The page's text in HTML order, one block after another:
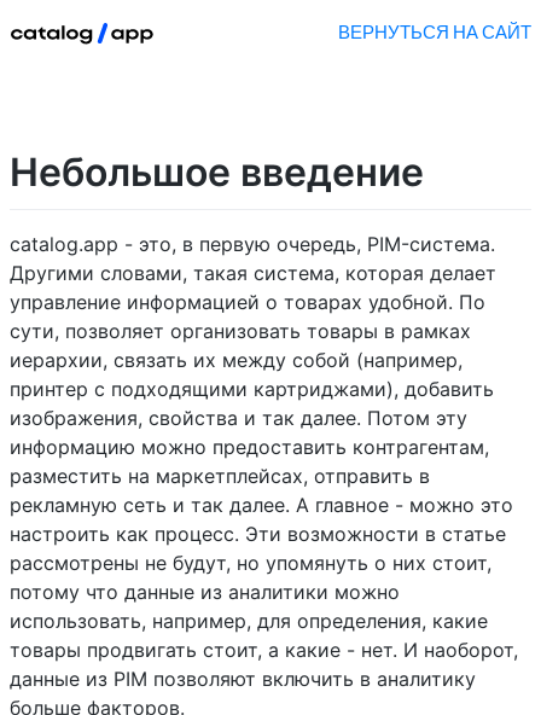
ВЕРНУТЬСЯ НА САЙТ
Небольшое введение
catalog.app - это, в первую очередь, PIM-система.
Другими словами, такая система, которая делает
управление информацией о товарах удобной. По
сути, позволяет организовать товары в рамках
иерархии, связать их между собой (например,
принтер с подходящими картриджами), добавить
изображения, свойства и так далее. Потом эту
информацию можно предоставить контрагентам,
разместить на маркетплейсах, отправить в
рекламную сеть и так далее. А главное - можно это
настроить как процесс. Эти возможности в статье
рассмотрены не будут, но упомянуть о них стоит,
потому что данные из аналитики можно
использовать, например, для определения, какие
товары продвигать стоит, а какие - нет. И наоборот,
данные из PIM позволяют включить в аналитику
больше факторов.